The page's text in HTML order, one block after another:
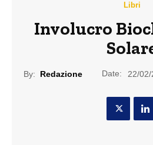
Libri
Involucro
By: Redazione Date: 22/02/